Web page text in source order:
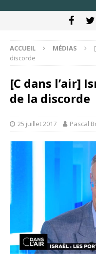
ACCUEIL MÉDIAS
discorde
[C dans l’air]
de la discorde
25 juillet 2017 Pascal